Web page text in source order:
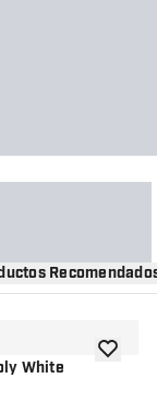
White añadir